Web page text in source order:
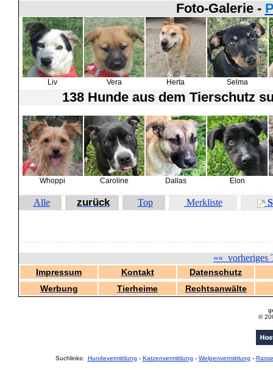
Foto-Galerie -
Liv Vera Herta Selma
138 Hunde aus dem Tierschutz
Whoppi Caroline Dallas Elon
Alle zurück Top Merkliste
«« vorheriges
Impressum Kontakt
Datenschutz
Werbung
Tierheime Rechtsanwälte
©
Suchlinks: Hundevermittlung - Katzenvermittlung - Welpenvermittlung -